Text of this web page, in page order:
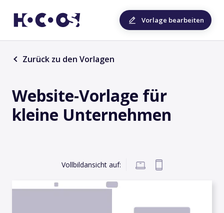
Vorlage bearbeiten
Zurück zu den Vorlagen
Website-Vorlage für
kleine Unternehmen
Vollbildansicht auf: